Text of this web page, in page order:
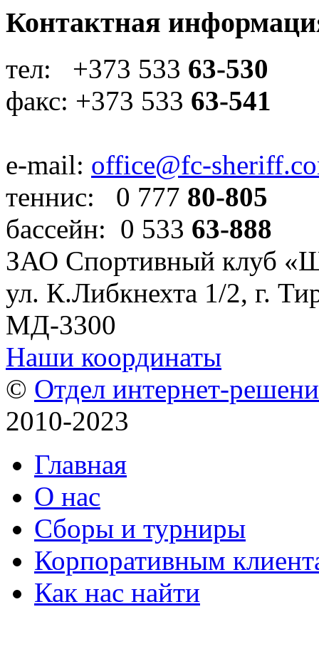
Контактная
тел: +373 533 63-530
факс: +373 533 63-541
e-mail: office@fc-
теннис: 0 777 80-805
бассейн: 0 533 63-888
ЗАО Спортивный клуб
ул. К.Либкнехта 1/2, г.
МД-3300
Наши координаты
© Отдел интернет-
2010-2023
Главная
О нас
Сборы и турниры
Корпоративным
Как нас найти